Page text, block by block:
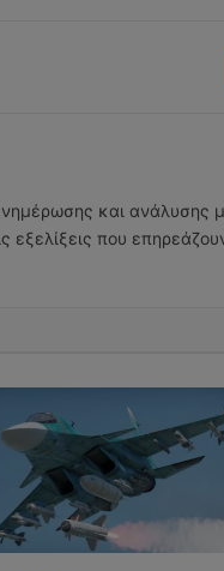
και ανάλυσης
εξελίξεις που